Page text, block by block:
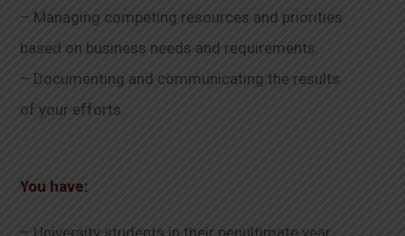
– Managing competing resources and priorities
based on business needs and requirements.
– Documenting and communicating the results
of your efforts.
You have: